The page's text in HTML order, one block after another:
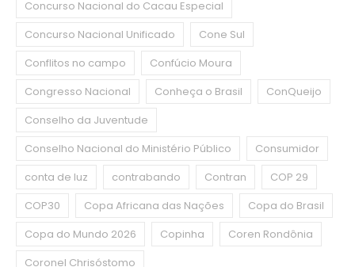
Concurso Nacional do Cacau Especial
Concurso Nacional Unificado
Cone Sul
Conflitos no campo
Confúcio Moura
Congresso Nacional
Conheça o Brasil
ConQueijo
Conselho da Juventude
Conselho Nacional do Ministério Público
Consumidor
conta de luz
contrabando Contran
COP 29
COP30
Copa Africana das Nações
Copa do Brasil
Copa do Mundo 2026
Copinha
Coren Rondônia
Coronel Chrisóstomo